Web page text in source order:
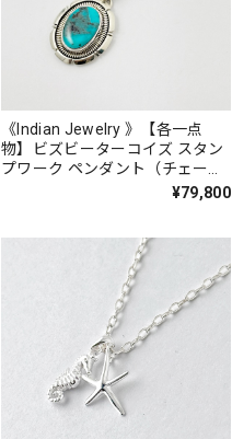
《Indian Jewelry 》【各一点
物】ビズビーターコイズ スタン
プワーク ペンダント（チェーン
¥79,800